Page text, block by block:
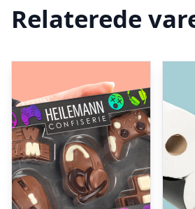
Relaterede